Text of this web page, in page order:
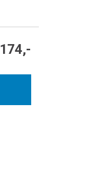
174,-